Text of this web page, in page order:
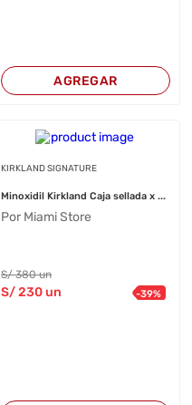
AGREGAR
KIRKLAND SIGNATURE
Minoxidil Kirkland Caja sellada x ...
Por Miami Store
S/380 un
S/230un -39%